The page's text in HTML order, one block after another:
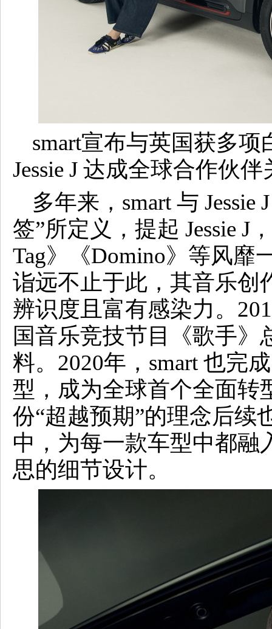
smart宣布与英国获多
Jessie J 达成全球合作伙伴
多年来，smart 与
签”所定义，提起 Jessie J
Tag》《Domino》等风靡
诣远不止于此，其音乐创
辨识度且富有感染力。
国音乐竞技节目《歌手
料。2020年，smart 也完
型，成为全球首个全面转
份“超越预期”的理念后续
中，为每一款车型中都融
思的细节设计。